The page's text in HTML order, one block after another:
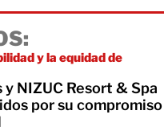
y la equidad de
y NIZUC Resort & Spa
por su compromiso